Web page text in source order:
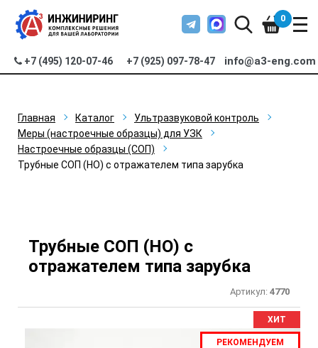
+7 (495) 120-07-46 +7 (925) 097-78-47 info@a3-eng.com
0
Главная Каталог
Ультразвуковой контроль
Меры (настроечные образцы) для УЗК
Настроечные образцы (СОП)
Трубные СОП (НО) с отражателем типа зарубка
Трубные СОП (НО) с
отражателем типа зарубка
Артикул: 4770
ХИТ
РЕКОМЕНДУЕМ